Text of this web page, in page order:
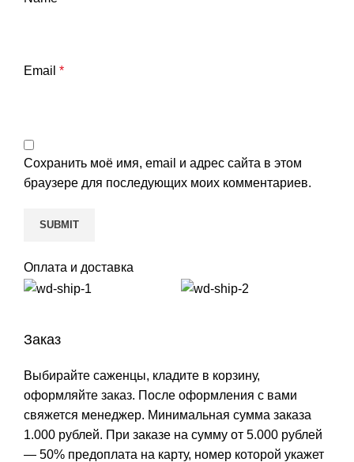
Email *
Сохранить моё имя, email и адрес сайта в этом
браузере для последующих моих комментариев.
Оплата и доставка
Заказ
Выбирайте саженцы, кладите в корзину,
оформляйте заказ. После оформления с вами
свяжется менеджер. Минимальная сумма заказа
1.000 рублей. При заказе на сумму от 5.000 рублей
— 50% предоплата на карту, номер которой укажет